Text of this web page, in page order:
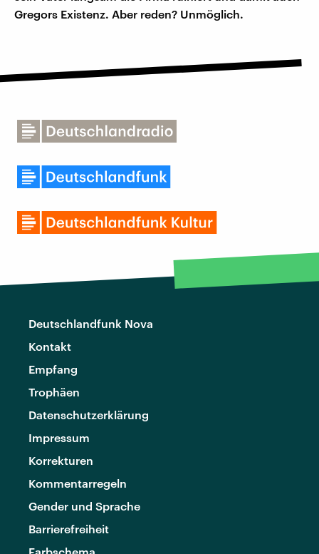
Gregors Existenz. Aber reden? Unmöglich.
Deutschlandfunk Nova
Kontakt
Empfang
Trophäen
Datenschutzerklärung
Impressum
Korrekturen
Kommentarregeln
Gender und Sprache
Barrierefreiheit